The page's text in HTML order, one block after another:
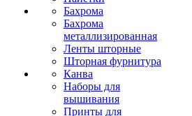
Бахрома
Бахрома
металлизированная
Ленты шторные
Шторная фурнитура
Канва
Наборы для
вышивания
Принты для